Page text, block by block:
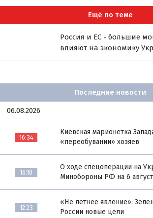
Ещё по теме
Россия и ЕС - большие
влияют на экономику
Последние новости
06.08.2026
16:34
Киевская марионетка
«переобувании» хозяев
16:10
О ходе спецоперации на
Минобороны РФ на 6
12:23
«Не летнее явление»:
России новые цели